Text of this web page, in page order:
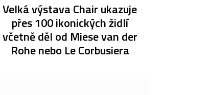
Velká výstava Chair ukazuje
přes 100 ikonických židlí
včetně děl od Miese van der
Rohe nebo Le Corbusiera